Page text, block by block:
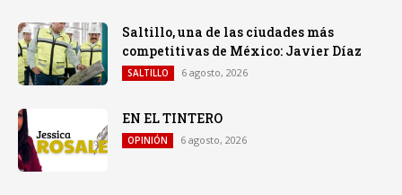
Saltillo, una de las ciudades más
competitivas de México: Javier Díaz
SALTILLO 6 agosto, 2026
EN EL TINTERO
OPINIÓN 6 agosto, 2026